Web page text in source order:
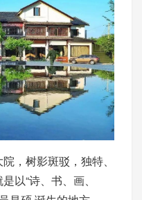
，树影斑驳，独特、
以“诗、书、画、